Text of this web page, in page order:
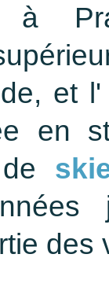
à
et
en
des